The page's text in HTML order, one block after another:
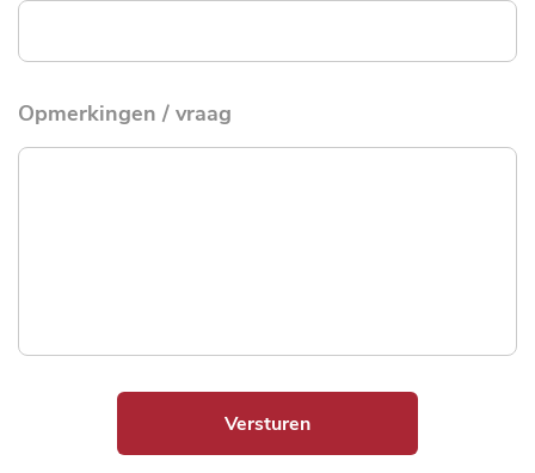
Opmerkingen / vraag
Versturen